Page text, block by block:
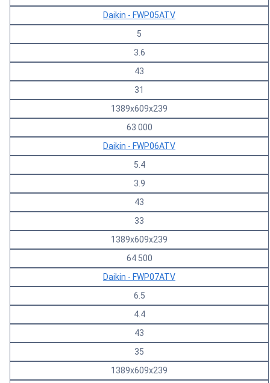
Daikin - FWP05ATV
5
3.6
43
31
1389х609х239
63 000
Daikin - FWP06ATV
5.4
3.9
43
33
1389х609х239
64 500
Daikin - FWP07ATV
6.5
4.4
43
35
1389х609х239